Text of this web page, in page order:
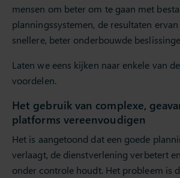
mensen om beter om te gaan met
planningssystemen, de resultaten
snellere, beter onderbouwde
Laten we eens kijken naar enkele van
voordelen.
Het gebruik van complexe,
platforms vereenvoudigen
Het is aangetoond dat een goede
verlaagt, de dienstverlening verbetert
onder controle houdt. Het probleem is